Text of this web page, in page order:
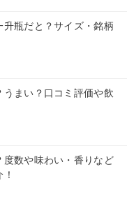
瓶だと？サイズ・銘柄
まい？口コミ評価や飲
度数や味わい・香りなど